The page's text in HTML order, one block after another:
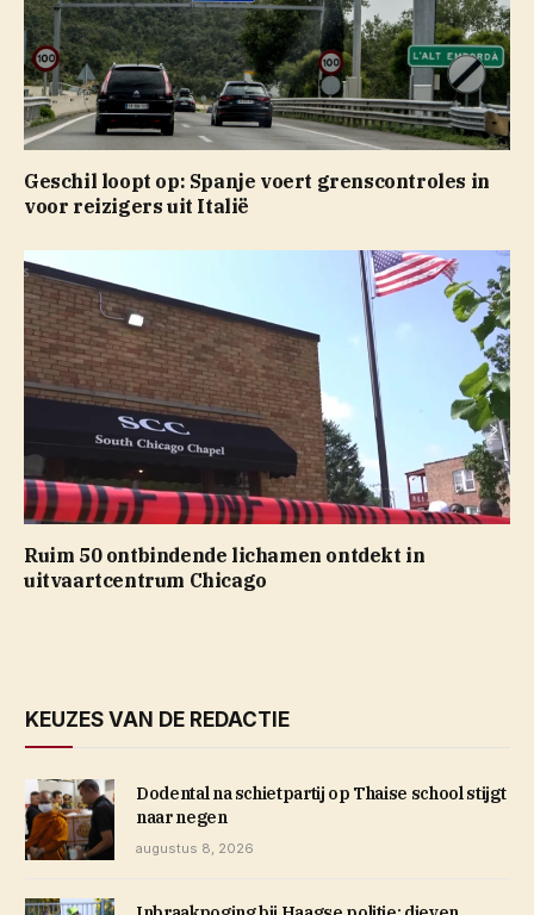
Geschil loopt op: Spanje voert grenscontroles in
voor reizigers uit Italië
Ruim 50 ontbindende lichamen ontdekt in
uitvaartcentrum Chicago
KEUZES VAN DE REDACTIE
Dodental na schietpartij op Thaise school stijgt
naar negen
augustus 8, 2026